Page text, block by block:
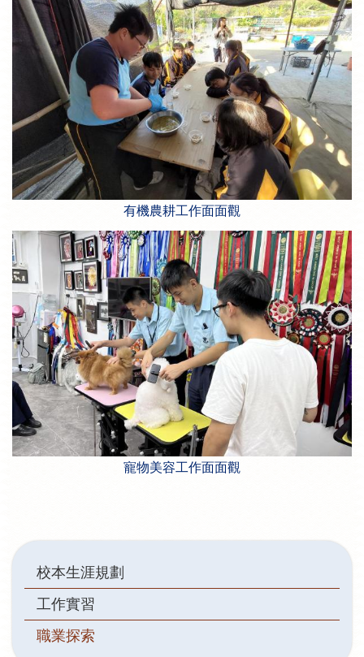
有機農耕工作面面觀
寵物美容工作面面觀
Main
navigation
校本生涯規劃
工作實習
職業探索